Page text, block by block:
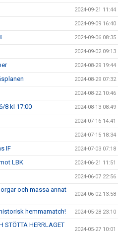
2024-09-21 11:44
2024-09-09 16:40
2024-09-06 08:35
2024-09-02 09:13
2024-08-29 19:44
2024-08-29 07:32
2024-08-22 10:46
8 kl 17:00 2024-08-13 08:49
2024-07-16 14:41
2024-07-15 18:34
IF 2024-07-03 07:18
LBK 2024-06-21 11:51
2024-06-07 22:56
och massa annat
2024-06-02 13:58
hemmamatch! 2024-05-28 23:10
STÖTTA HERRLAGET
2024-05-27 10:01